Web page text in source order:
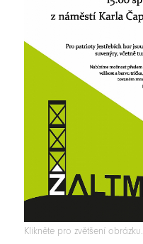
Klikněte pro zvětšení obrázku.